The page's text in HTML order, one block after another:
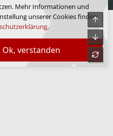
Ok, verstanden
Mehr Informationen und
unserer Cookies finden
.